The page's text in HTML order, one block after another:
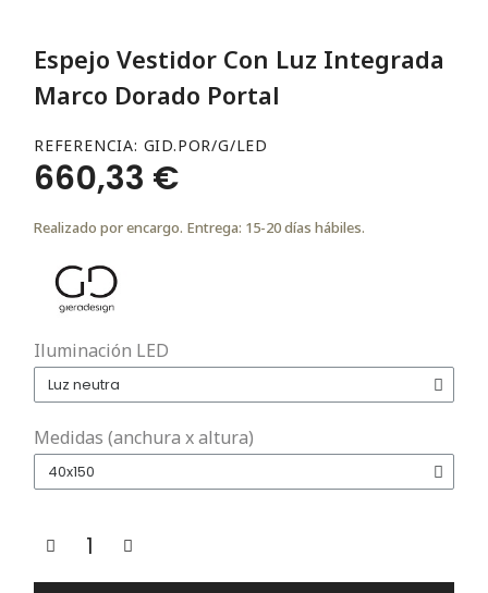
Espejo Vestidor Con Luz Integrada
Marco Dorado Portal
REFERENCIA GID.POR/G/LED
660,33 €
Realizado por encargo. Entrega: 15-20 días hábiles.
Iluminación LED
Medidas (anchura x altura)